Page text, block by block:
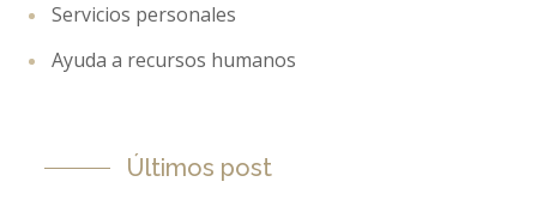
Servicios personales
Ayuda a recursos humanos
Últimos post